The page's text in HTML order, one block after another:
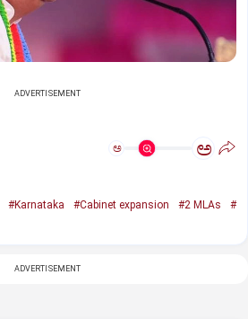
ADVERTISEMENT
ಅ ಅ
#Karnataka #Cabinet expansion #2 MLAs
#
ADVERTISEMENT